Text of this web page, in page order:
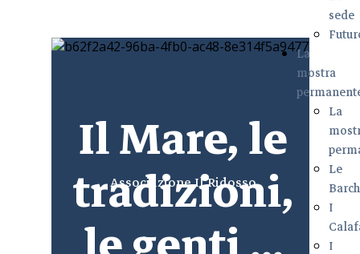
Il Mare, le
tradizioni,
sede
La
mostra
La
Le
I
I
Associazione Il Ridosso